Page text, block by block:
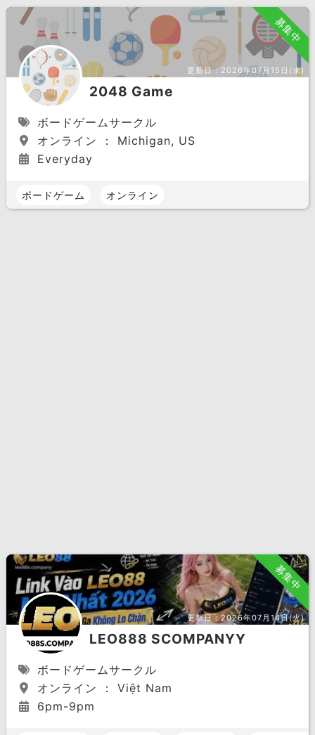
募集中
更新日： 2026年07月15日(水)
2048 Game
ボードゲームサークル
オンライン ： Michigan, US
Everyday
ボードゲーム オンライン
募集中
更新日：2026年07月14日(火)
LEO888 SCOMPANYY
ボードゲームサークル
オンライン ： Việt Nam
6pm-9pm